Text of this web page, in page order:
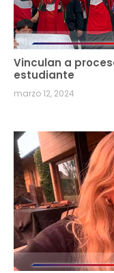
Vinculan a
estudiante
marzo 12, 2024